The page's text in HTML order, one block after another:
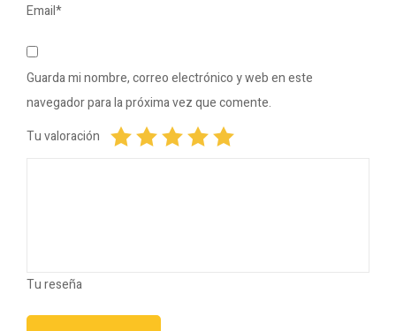
Email*
Guarda mi nombre, correo electrónico y web en este
navegador para la próxima vez que comente.
Tu valoración
Tu reseña